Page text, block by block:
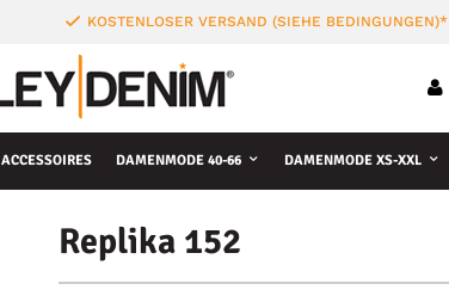
KOSTENLOSER VERSAND (SIEHE BEDINGUNGEN)*
ACCESSOIRES DAMENMODE 40-66 DAMENMODE XS-XXL
Replika 152